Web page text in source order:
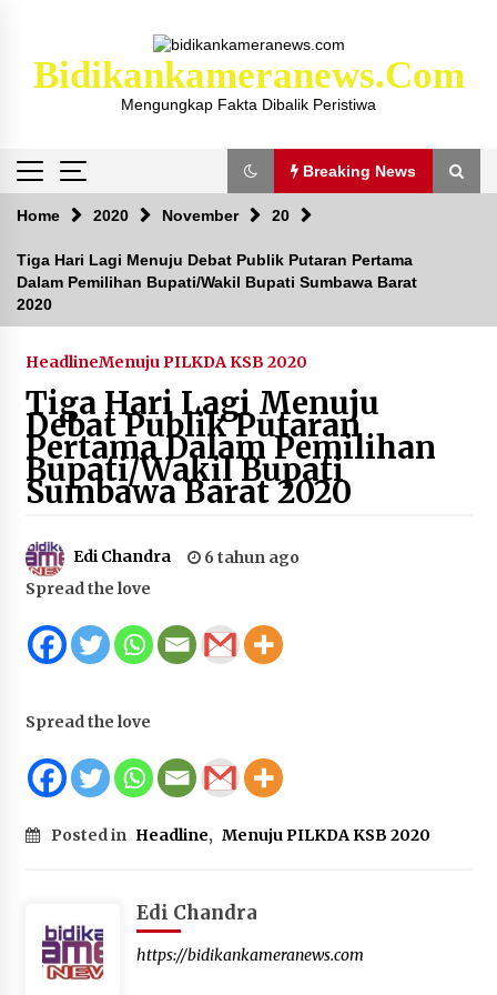
Bidikankameranews.com
Mengungkap Fakta Dibalik Peristiwa
Breaking News
Breaking News
Kejaksaan KSB Mulai Lidik Mafia Tanah Desa
Sekongkang Bawah
Kec. Plampang, Polres Sumbawa Pastikan
Proses Penyelidikan Berjalan Maksimal
4 minggu ago
Anggota Satlantas Polres Sumbawa, Briptu
Administrasi Kendaraan Berupa SIM
4 minggu ago
Ny. Selvi Gibran Ketua Dekranasda Sumbawa
Promosikan Tenun Kre Alang
Bupati H. Jarot : Demi Keberlanjutan Pelayanan,
Penyesuaian Tarif Air Minum
Prestasi Nasional, Polwan Polres Sumbawa
1 bulan ago
Sekretaris Bapperida, Dwi Rahayu, ST,. MM,.
Home 2020 November 20
Tiga Hari Lagi Menuju Debat Publik Putaran Pertama
Dalam Pemilihan Bupati/Wakil Bupati Sumbawa Barat
2020
HeadlineMenuju PILKDA KSB 2020
Tiga Hari Lagi Menuju
Debat Publik Putaran
Pertama Dalam Pemilihan
Bupati/Wakil Bupati
Sumbawa Barat 2020
Edi Chandra
6 tahun ago
Spread the love
Spread the love
Posted in Headline, Menuju PILKDA KSB 2020
Edi Chandra
https://bidikankameranews.com